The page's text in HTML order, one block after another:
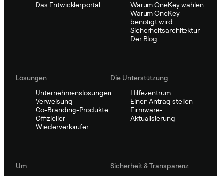
Das Entwicklerportal
Warum OneKey wählen
Warum OneKey
benötigt wird
Sicherheitsarchitektur
Der Blog
Lösungen
Unternehmenslösungen
Verweisung
Co-Branding-Produkte
Offizieller
Wiederverkäufer
Die Unterstützung
Hilfezentrum
Einen Antrag stellen
Firmware-
Aktualisierung
Um
Sicherheit & Transparenz